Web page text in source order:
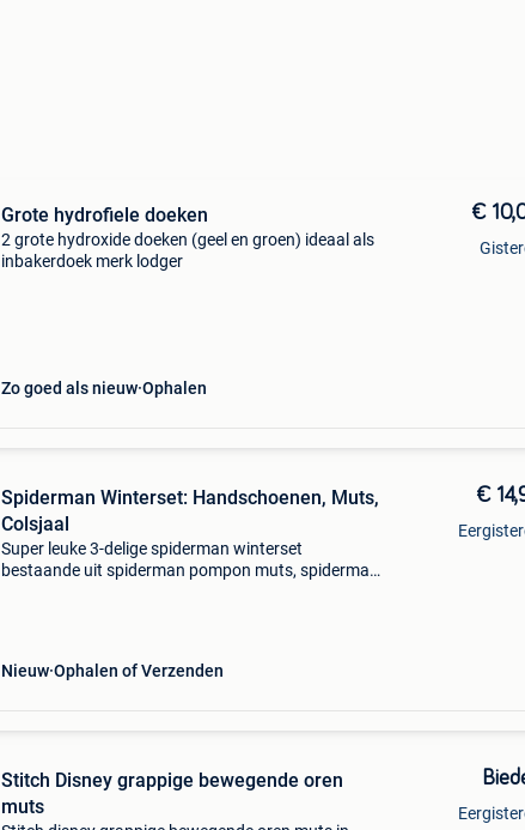
Grote hydrofiele doeken
2 grote hydroxide doeken (geel en groen) ideaal als
inbakerdoek merk lodger
Zo goed als nieuw Ophalen
€
Spiderman Winterset: Handschoenen, Muts,
Colsjaal
Super leuke 3-delige spiderman winterset
bestaande uit spiderman pompon muts, spiderman
Nieuw Ophalen of Verzenden
€
Stitch Disney grappige bewegende oren
muts